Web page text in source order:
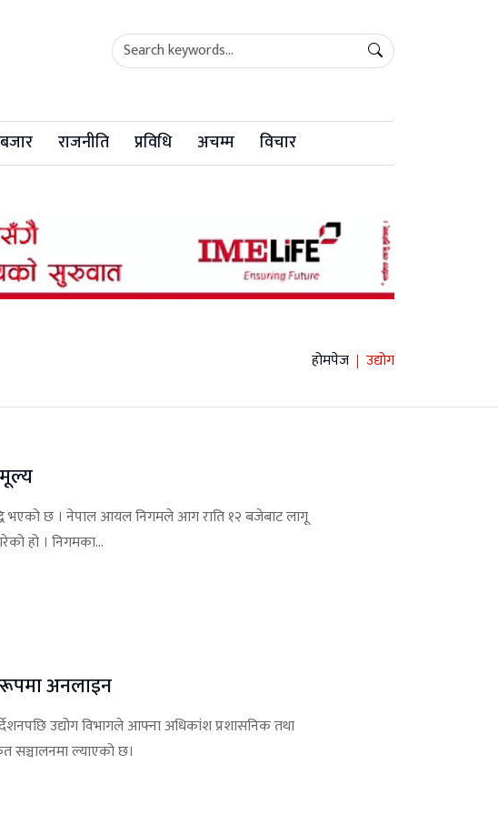
बजार राजनीति प्रविधि अचम्म विचार
होमपेज उद्योग
भएको छ । नेपाल आयल निगमले आग राति १२ बजेबाट लागू
हो । निगमका...
अनलाइन
उद्योग विभागले आफ्ना अधिकांश प्रशासनिक तथा
सञ्चालनमा ल्याएको छ।